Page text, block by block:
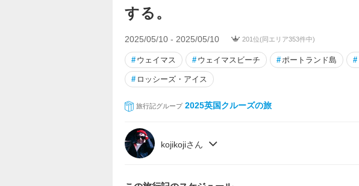
する。
2025/05/10 - 2025/05/10 201位(同エリア353件中)
# ウェイマス # ウェイマスビーチ #ポートランド島 #
# ロッシーズ・アイス
旅行記グループ 2025英国クルーズの旅
kojikojiさん